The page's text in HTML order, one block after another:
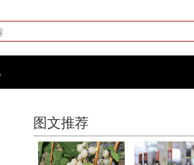
图文推荐